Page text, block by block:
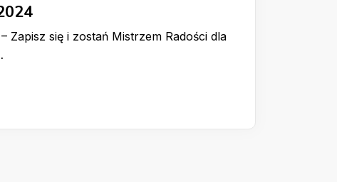
Zapisz się i zostań Mistrzem Radości dla